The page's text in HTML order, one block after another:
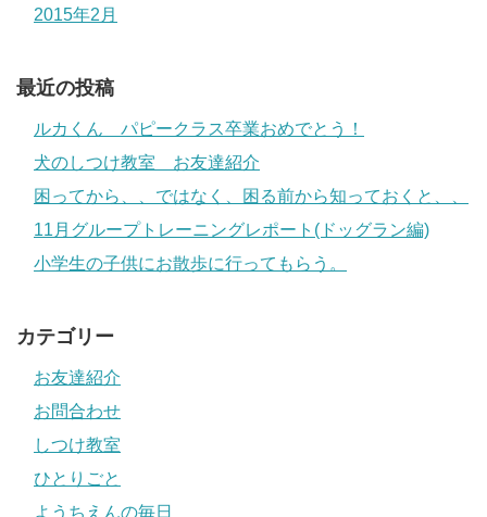
2015年2月
最近の投稿
ルカくん パピークラス卒業おめでとう！
犬のしつけ教室 お友達紹介
困ってから、、ではなく、困る前から知っておくと、、
11月グループトレーニングレポート(ドッグラン編)
小学生の子供にお散歩に行ってもらう。
カテゴリー
お友達紹介
お問合わせ
しつけ教室
ひとりごと
ようちえんの毎日